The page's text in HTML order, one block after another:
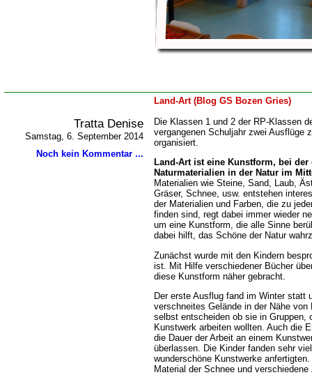
Land-Art (Blog GS Bozen Gries)
Tratta Denise
Samstag, 6. September 2014
Noch kein Kommentar ...
Die Klassen 1 und 2 der RP-Klassen
vergangenen Schuljahr zwei Ausflüge
organisiert.
Land-Art ist eine Kunstform, bei der
Naturmaterialien in der Natur im
Materialien wie Steine, Sand, Laub,
Gräser, Schnee, usw. entstehen
der Materialien und Farben, die zu
finden sind, regt dabei immer wieder
um eine Kunstform, die alle Sinne
dabei hilft, das Schöne der Natur
Zunächst wurde mit den Kindern
ist. Mit Hilfe verschiedener Bücher
diese Kunstform näher gebracht.
Der erste Ausflug fand im Winter statt
verschneites Gelände in der Nähe
selbst entscheiden ob sie in Gruppen,
Kunstwerk arbeiten wollten. Auch die
die Dauer der Arbeit an einem
überlassen. Die Kinder fanden sehr
wunderschöne Kunstwerke
Material der Schnee und verschiedene